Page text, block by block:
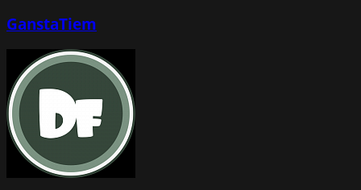
GanstaTiem